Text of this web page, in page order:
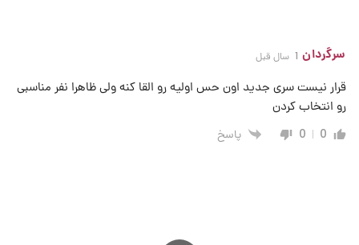
سرگردان 1 سال قبل
قرار نیست سری جدید اون حس اولیه رو القا کنه ولی ظاهرا نفر مناسبی
رو انتخاب کردن
0
0 پاسخ